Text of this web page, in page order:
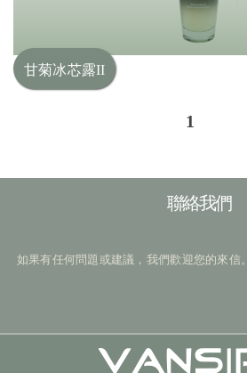
甘菊冰芯露II
1
聯絡我們
如果有任何問題或建議，我們歡迎您的來信。